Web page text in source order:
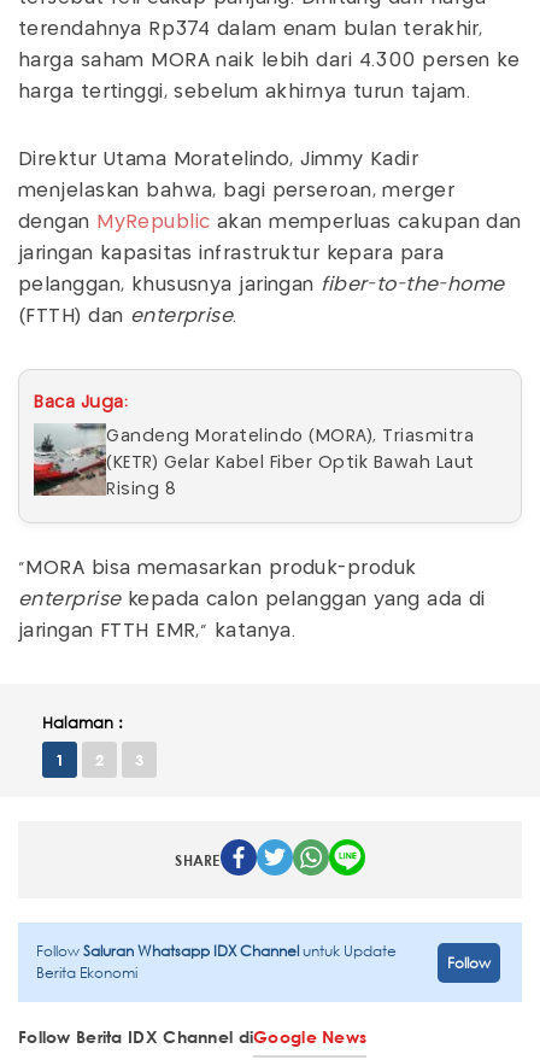
terendahnya Rp374 dalam enam bulan terakhir,
harga saham MORA naik lebih dari 4.300 persen ke
harga tertinggi, sebelum akhirnya turun tajam.
Direktur Utama Moratelindo, Jimmy Kadir
menjelaskan bahwa, bagi perseroan, merger
dengan MyRepublic akan memperluas cakupan dan
jaringan kapasitas infrastruktur kepara para
pelanggan, khususnya jaringan fiber-to-the-home
(FTTH) dan enterprise.
Baca Juga:
Gandeng Moratelindo (MORA), Triasmitra
(KETR) Gelar Kabel Fiber Optik Bawah Laut
Rising 8
"MORA bisa memasarkan produk-produk
enterprise kepada calon pelanggan yang ada di
jaringan FTTH EMR," katanya.
Halaman :
1 2 3
SHARE
FollowSaluran Whatsapp IDX Channeluntuk Update
Berita Ekonomi
Follow
Follow Berita IDX Channel diGoogle News